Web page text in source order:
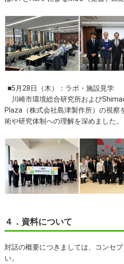
■5月28日（木）：ラボ・施設見学
川崎市環境総合研究所および
Plaza（株式会社島津製作所）の視察
術や研究体制への理解を深めました。
４．資料について
対話の概要につきましては、 コンセ
い。